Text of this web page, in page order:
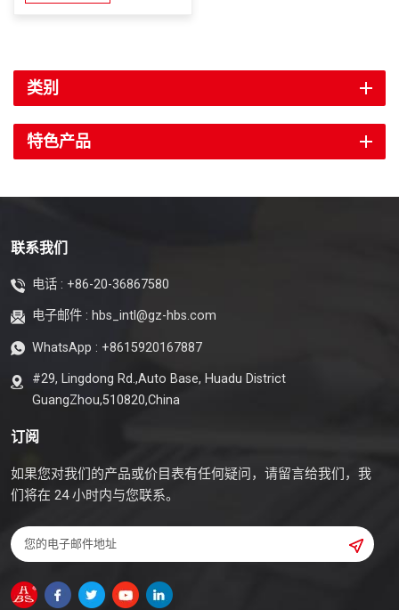
类别
特色产品
联系我们
电话 : +86-20-36867580
电子邮件 : hbs_intl@gz-hbs.com
WhatsApp : +8615920167887
#29, Lingdong Rd.,Auto Base, Huadu District
GuangZhou,510820,China
订阅
如果您对我们的产品或价目表有任何疑问，请留言给我们，我
们将在 24 小时内与您联系。